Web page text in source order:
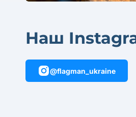
Наш
@flagman_ukraine